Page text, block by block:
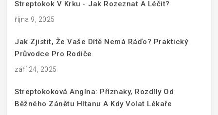
Streptokok V Krku - Jak Rozeznat A Léčit?
října 9, 2025
Jak Zjistit, Že Vaše Dítě Nemá Ráďo? Praktický
Průvodce Pro Rodiče
září 24, 2025
Streptokoková Angína: Příznaky, Rozdíly Od
Běžného Zánětu Hltanu A Kdy Volat Lékaře